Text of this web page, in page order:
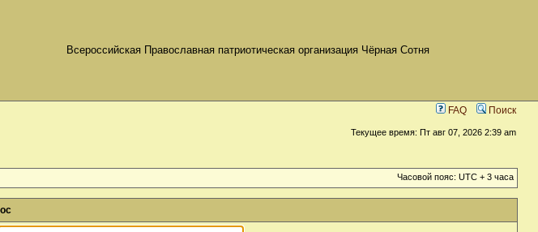
Всероссийская Православная патриотическая организация Чёрная Сотня
FAQ Поиск
Текущее время: Пт авг 07, 2026 2:39 am
Часовой пояс: UTC + 3 часа